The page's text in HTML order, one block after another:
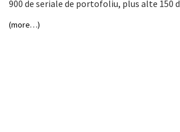
900 de seriale de portofoliu, plus alte 150
(more…)